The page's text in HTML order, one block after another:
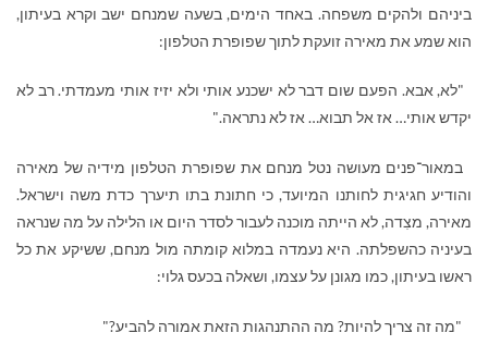
ביניהם ולהקים משפחה. באחד הימים, בשעה שמנחם ישב וקרא בעיתון,
הוא שמע את מאירה זועקת לתוך שפופרת הטלפון:
"לא, אבא. הפעם שום דבר לא ישכנע אותי ולא יזיז אותי מעמדתי. רב לא
יקדש אותי… אז אל תבוא… אז לא נתראה."
במאור־פנים מעושה נטל מנחם את שפופרת הטלפון מידיה של מאירה
והודיע חגיגית לחותנו המיועד, כי חתונת בתו תיערך כדת משה וישראל.
מאירה, מצִדה, לא הייתה מוכנה לעבור לסדר היום או הלילה על מה שנראה
בעיניה כהשפלתה. היא נעמדה במלוא קומתה מול מנחם, ששיקע את כל
ראשו בעיתון, כמו מגונן על עצמו, ושאלה בכעס גלוי:
"מה זה צריך להיות? מה ההתנהגות הזאת אמורה להביע?"